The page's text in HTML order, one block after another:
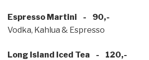
Espresso Martini - 90,-
Vodka, Kahlua & Espresso
Long Island Iced Tea - 120,-